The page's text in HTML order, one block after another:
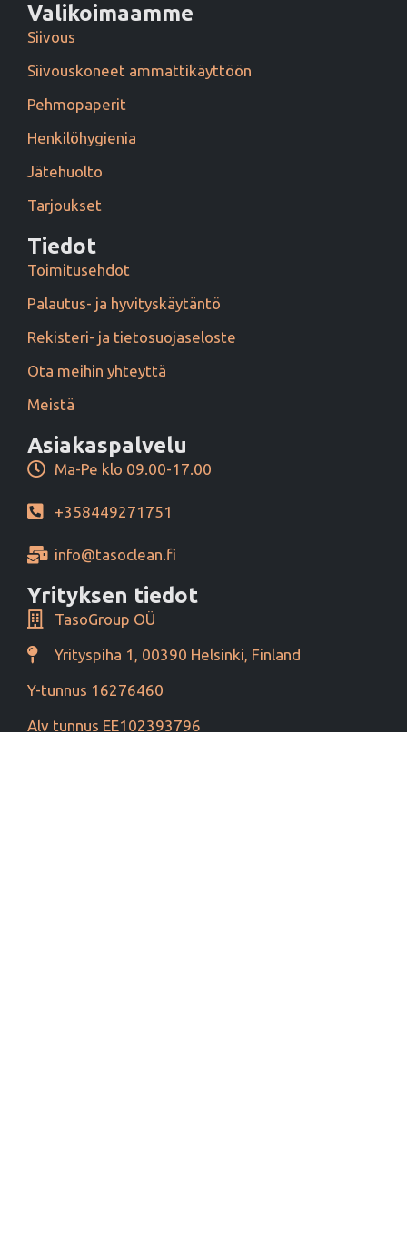
Valikoimaamme
Siivous
Siivouskoneet ammattikäyttöön
Pehmopaperit
Henkilöhygienia
Jätehuolto
Tarjoukset
Tiedot
Toimitusehdot
Palautus- ja hyvityskäytäntö
Rekisteri- ja tietosuojaseloste
Ota meihin yhteyttä
Meistä
Asiakaspalvelu
Ma-Pe klo 09.00-17.00
+358449271751
info@tasoclean.fi
Yrityksen tiedot
TasoGroup OÜ
Yrityspiha 1, 00390 Helsinki, Finland
Y-tunnus 16276460
Alv tunnus EE102393796